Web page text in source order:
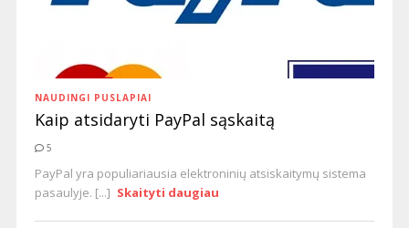
NAUDINGI PUSLAPIAI
Kaip atsidaryti PayPal sąskaitą
5
PayPal yra populiariausia elektroninių atsiskaitymų sistema
pasaulyje. [...] Skaityti daugiau